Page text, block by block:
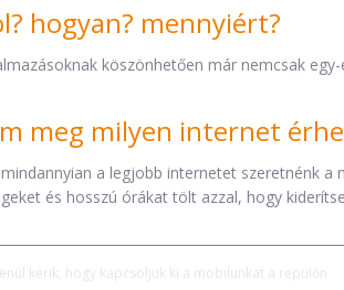
hogyan? mennyiért?
köszönhetően már nemcsak
meg milyen internet
a legjobb internetet szeretnénk
és hosszú órákat tölt azzal, hogy
kérik, hogy kapcsoljuk ki a mobilunkat a repülőn